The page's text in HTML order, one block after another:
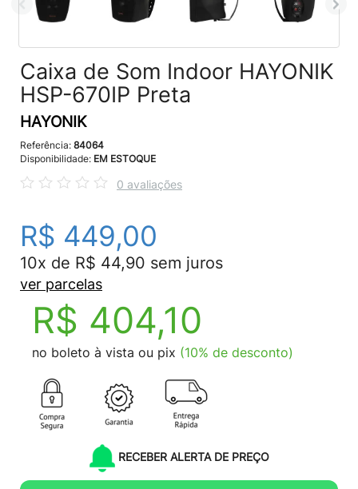
Caixa de Som Indoor HAYONIK
HSP-670IP Preta
HAYONIK
Referência: 84064
Disponibilidade: EM ESTOQUE
0 avaliações
R$ 449,00
10x de R$ 44,90 sem juros
ver parcelas
R$ 404,10
no boleto à vista ou pix (10% de desconto)
RECEBER ALERTA DE PREÇO